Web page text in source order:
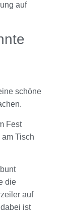
auf
schöne
Fest
Tisch
die
auf
ist